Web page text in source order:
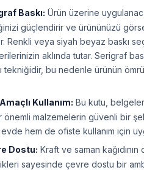
Baskı: Ürün üzerine
güçlendirir ve ürününüzü
Renkli veya siyah beyaz baskı
aklında tutar. Serigraf
tekniğidir, bu nedenle ürünün
Kullanım: Bu kutu,
önemli malzemelerin güvenli bir
hem de ofiste kullanım için
Dostu: Kraft ve saman
sayesinde çevre dostu bir